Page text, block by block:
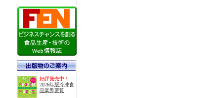
好評発売中！
2026年版冷凍食
品業界要覧